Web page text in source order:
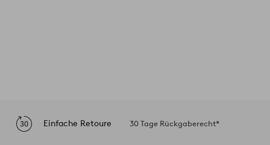
Einfache Retoure 30 Tage Rückgaberecht*